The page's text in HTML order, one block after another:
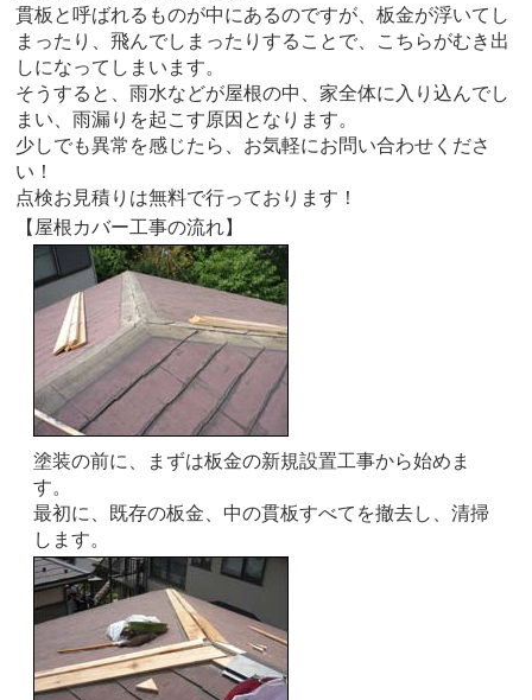
貫板と呼ばれるものが中にあるのですが、板金が浮いてし
まったり、飛んでしまったりすることで、こちらがむき出
しになってしまいます。
そうすると、雨水などが屋根の中、家全体に入り込んでし
まい、雨漏りを起こす原因となります。
少しでも異常を感じたら、お気軽にお問い合わせくださ
い！
点検お見積りは無料で行っております！
【屋根カバー工事の流れ】
塗装の前に、まずは板金の新規設置工事から始めま
す。
最初に、既存の板金、中の貫板すべてを撤去し、清掃
します。